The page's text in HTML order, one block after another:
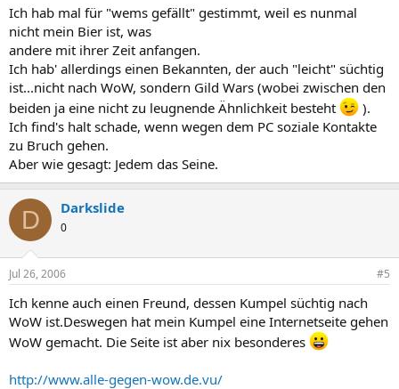
Ich hab mal für "wems gefällt" gestimmt, weil es nunmal
nicht mein Bier ist, was
andere mit ihrer Zeit anfangen.
Ich hab' allerdings einen Bekannten, der auch "leicht" süchtig
ist...nicht nach WoW, sondern Gild Wars (wobei zwischen den
beiden ja eine nicht zu leugnende Ähnlichkeit besteht
).
Ich find's halt schade, wenn wegen dem PC soziale Kontakte
zu Bruch gehen.
Aber wie gesagt: Jedem das Seine.
D Darkslide
0
Jul 26, 2006 #5
Ich kenne auch einen Freund, dessen Kumpel süchtig nach
WoW ist.Deswegen hat mein Kumpel eine Internetseite gehen
WoW gemacht. Die Seite ist aber nix besonderes
http://www.alle-gegen-wow.de.vu/